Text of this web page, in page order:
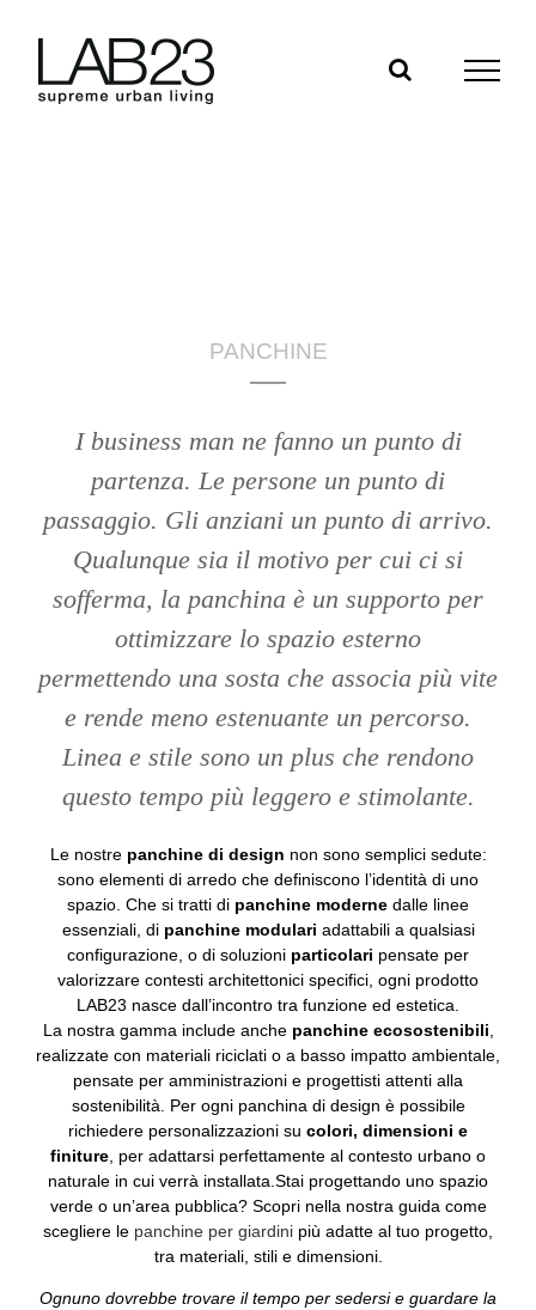
PANCHINE
I business man ne fanno un punto di
partenza. Le persone un punto di
passaggio. Gli anziani un punto di arrivo.
Qualunque sia il motivo per cui ci si
sofferma, la panchina è un supporto per
ottimizzare lo spazio esterno
permettendo una sosta che associa più vite
e rende meno estenuante un percorso.
Linea e stile sono un plus che rendono
questo tempo più leggero e stimolante.
Le nostre panchine di design non sono semplici sedute:
sono elementi di arredo che definiscono l’identità di uno
spazio. Che si tratti di panchine moderne dalle linee
essenziali, di panchine modulari adattabili a qualsiasi
configurazione, o di soluzioni particolari pensate per
valorizzare contesti architettonici specifici, ogni prodotto
LAB23 nasce dall’incontro tra funzione ed estetica.
La nostra gamma include anche panchine ecosostenibili,
realizzate con materiali riciclati o a basso impatto ambientale,
pensate per amministrazioni e progettisti attenti alla
sostenibilità. Per ogni panchina di design è possibile
richiedere personalizzazioni su colori, dimensioni e
finiture, per adattarsi perfettamente al contesto urbano o
naturale in cui verrà installata.Stai progettando uno spazio
verde o un’area pubblica? Scopri nella nostra guida come
scegliere le panchine per giardini più adatte al tuo progetto,
tra materiali, stili e dimensioni.
Ognuno dovrebbe trovare il tempo per sedersi e guardare la